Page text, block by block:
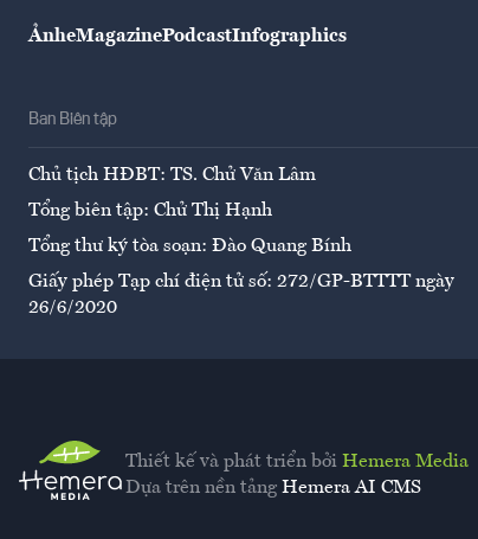
ẢnheMagazinePodcastInfographics
Ban Biên tập
Chủ tịch HĐBT: TS. Chử Văn Lâm
Tổng biên tập: Chử Thị Hạnh
Tổng thư ký tòa soạn: Đào Quang Bính
Giấy phép Tạp chí điện tử số: 272/GP-BTTTT ngày
26/6/2020
Thiết kế và phát triển bởi Hemera Media
Dựa trên nền tảng Hemera AI CMS